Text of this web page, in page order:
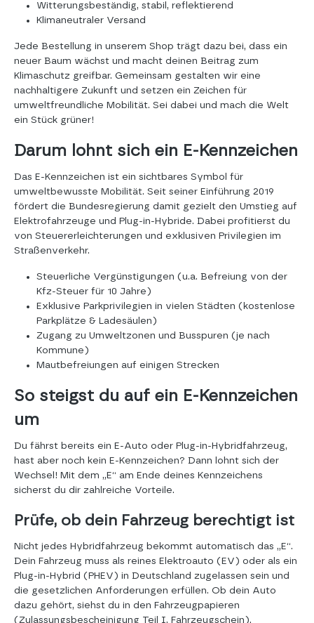
Witterungsbeständig, stabil, reflektierend
Klimaneutraler Versand
Jede Bestellung in unserem Shop trägt dazu bei, dass ein
neuer Baum wächst und macht deinen Beitrag zum
Klimaschutz greifbar. Gemeinsam gestalten wir eine
nachhaltigere Zukunft und setzen ein Zeichen für
umweltfreundliche Mobilität. Sei dabei und mach die Welt
ein Stück grüner!
Darum lohnt sich ein E-Kennzeichen
Das E-Kennzeichen ist ein sichtbares Symbol für
umweltbewusste Mobilität. Seit seiner Einführung 2019
fördert die Bundesregierung damit gezielt den Umstieg auf
Elektrofahrzeuge und Plug-in-Hybride. Dabei profitierst du
von Steuererleichterungen und exklusiven Privilegien im
Straßenverkehr.
Steuerliche Vergünstigungen (u.a. Befreiung von der
Kfz-Steuer für 10 Jahre)
Exklusive Parkprivilegien in vielen Städten (kostenlose
Parkplätze & Ladesäulen)
Zugang zu Umweltzonen und Busspuren (je nach
Kommune)
Mautbefreiungen auf einigen Strecken
So steigst du auf ein E-Kennzeichen
um
Du fährst bereits ein E-Auto oder Plug-in-Hybridfahrzeug,
hast aber noch kein E-Kennzeichen? Dann lohnt sich der
Wechsel! Mit dem „E“ am Ende deines Kennzeichens
sicherst du dir zahlreiche Vorteile.
Prüfe, ob dein Fahrzeug berechtigt ist
Nicht jedes Hybridfahrzeug bekommt automatisch das „E“.
Dein Fahrzeug muss als reines Elektroauto (EV) oder als ein
Plug-in-Hybrid (PHEV) in Deutschland zugelassen sein und
die gesetzlichen Anforderungen erfüllen. Ob dein Auto
dazu gehört, siehst du in den Fahrzeugpapieren
(Zulassungsbescheinigung Teil I, Fahrzeugschein).